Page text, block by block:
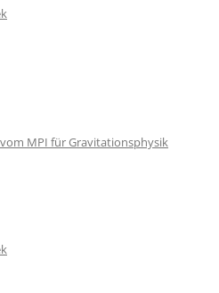
MPI für Gravitationsphysik